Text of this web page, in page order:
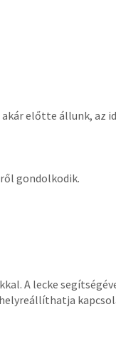
előtte állunk, az
gondolkodik.
A lecke